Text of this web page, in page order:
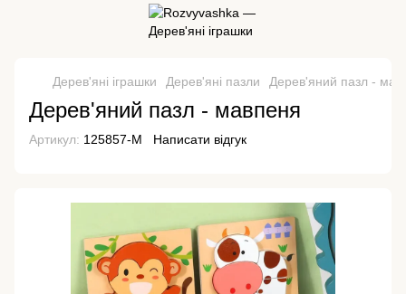
Дерев'яні іграшки Дерев'яні пазли Дерев'яний пазл -
Дерев'яний пазл - мавпеня
Артикул: 125857-М Написати відгук